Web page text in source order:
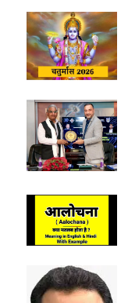
t
t
e
r
e
b
o
o
k